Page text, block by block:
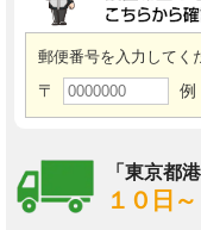
郵便番号を入力してく
〒 例
「東京都港
１０日